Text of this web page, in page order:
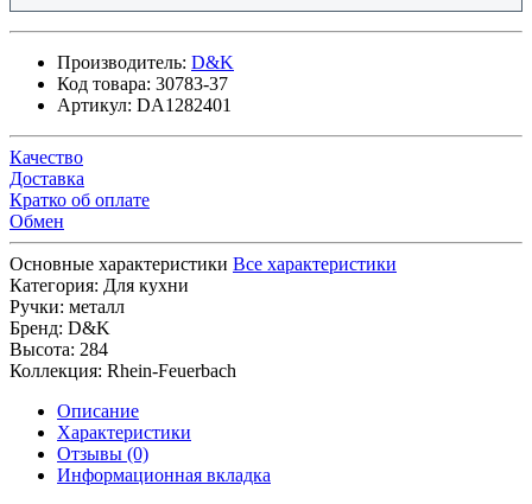
Производитель: D&K
Код товара: 30783-37
Артикул: DA1282401
Качество
Доставка
Кратко об оплате
Обмен
Основные характеристики Все характеристики
Категория: Для кухни
Ручки: металл
Бренд: D&K
Высота: 284
Коллекция: Rhein-Feuerbach
Описание
Характеристики
Отзывы (0)
Информационная вкладка